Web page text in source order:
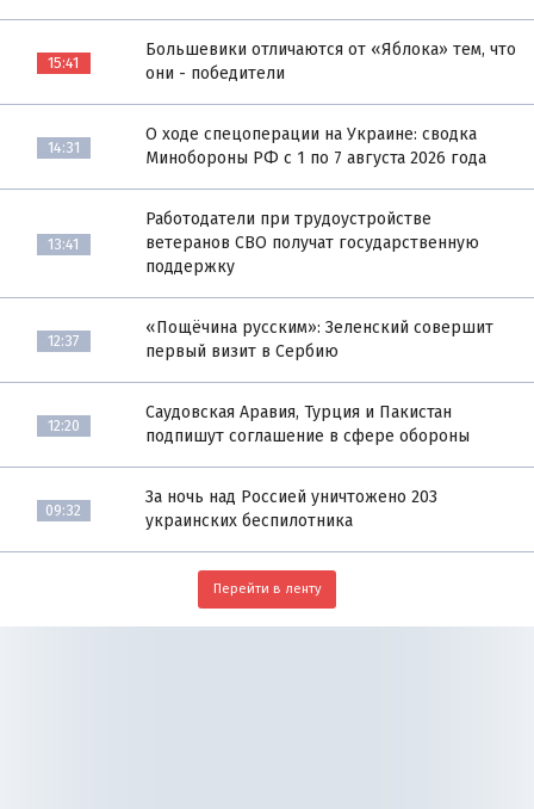
15:41
Большевики отличаются от «Яблока» тем, что
они - победители
14:31
О ходе спецоперации на Украине: сводка
Минобороны РФ с 1 по 7 августа 2026 года
13:41
Работодатели при трудоустройстве
ветеранов СВО получат государственную
поддержку
12:37
«Пощёчина русским»: Зеленский совершит
первый визит в Сербию
12:20
Саудовская Аравия, Турция и Пакистан
подпишут соглашение в сфере обороны
09:32
За ночь над Россией уничтожено 203
украинских беспилотника
Перейти в ленту